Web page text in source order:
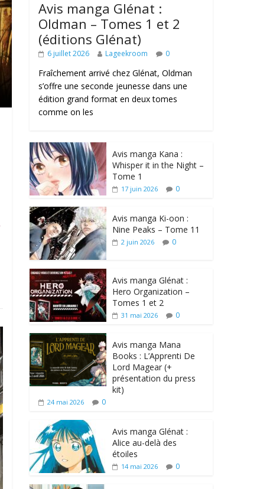
Avis manga Glénat :
Oldman – Tomes 1 et 2
(éditions Glénat)
6 juillet 2026 Lageekroom 0
Fraîchement arrivé chez Glénat, Oldman
s’offre une seconde jeunesse dans une
édition grand format en deux tomes
comme on les
Avis manga Kana :
Whisper it in the Night –
Tome 1
17 juin 2026 0
Avis manga Ki-oon :
Nine Peaks – Tome 11
2 juin 2026 0
Avis manga Glénat :
Hero Organization –
Tomes 1 et 2
31 mai 2026 0
Avis manga Mana
Books : L’Apprenti De
Lord Magear (+
présentation du press
kit)
24 mai 2026 0
Avis manga Glénat :
Alice au-delà des
étoiles
14 mai 2026 0